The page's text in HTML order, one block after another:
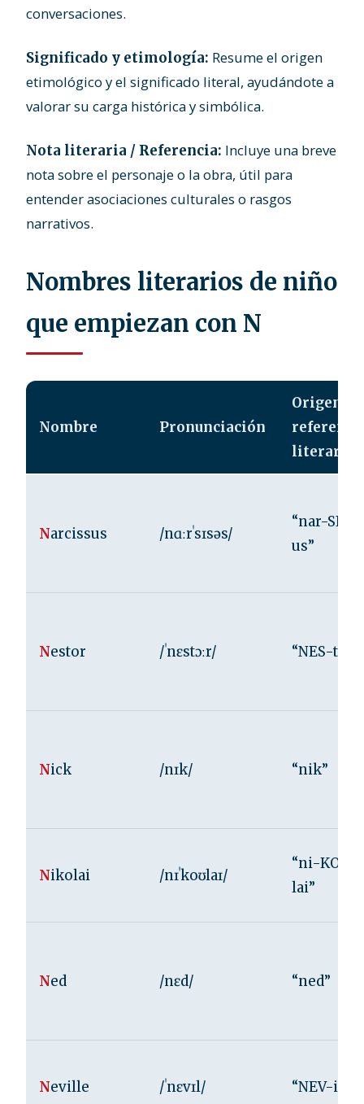
conversaciones.
Significado y etimología: Resume el origen
etimológico y el significado literal, ayudándote a
valorar su carga histórica y simbólica.
Nota literaria / Referencia: Incluye una breve
nota sobre el personaje o la obra, útil para
entender asociaciones culturales o rasgos
narrativos.
Nombres literarios de niño
que empiezan con N
Nombre Pronunciación
Origen y
literaria
Narcissus /nɑːrˈsɪsəs/
“nar-SIS-
us”
Nestor /ˈnɛstɔːr/ “NES-tor”
Nick /nɪk/ “nik”
Nikolai /nɪˈkoʊlaɪ/
“ni-KOH-
lai”
Ned /nɛd/ “ned”
Neville /ˈnɛvɪl/ “NEV-il”